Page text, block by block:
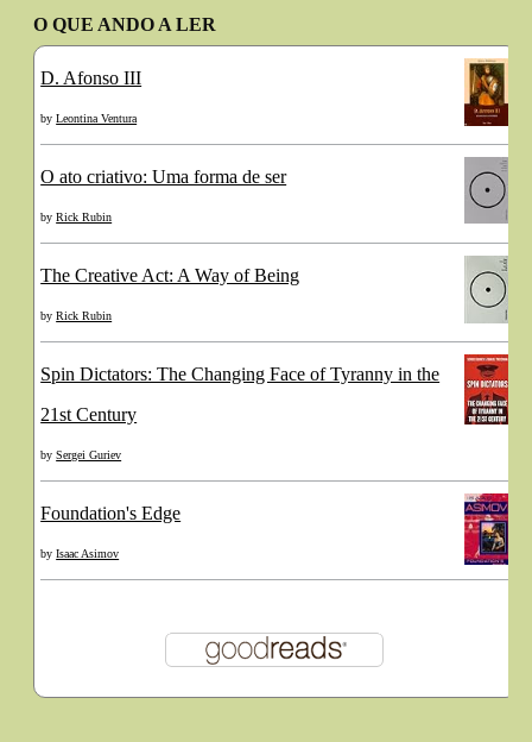
O QUE ANDO A LER
D. Afonso III
byLeontina Ventura
O ato criativo: Uma forma de ser
byRick Rubin
The Creative Act: A Way of Being
byRick Rubin
Spin Dictators: The Changing Face of Tyranny in the
21st Century
bySergei Guriev
Foundation's Edge
byIsaac Asimov